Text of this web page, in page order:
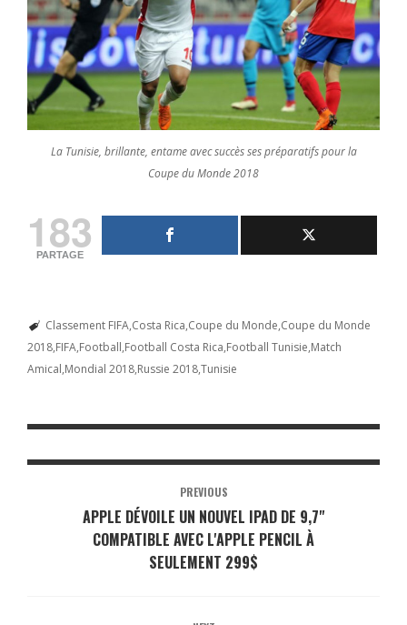
La Tunisie, brillante, entame avec succès ses préparatifs pour la
Coupe du Monde 2018
183
PARTAGE
Classement FIFA Costa Rica Coupe du Monde Coupe du Monde
2018 FIFA Football Football Costa Rica Football Tunisie Match
Amical Mondial 2018 Russie 2018Tunisie
PREVIOUS
APPLE DÉVOILE UN NOUVEL IPAD DE 9,7"
COMPATIBLE AVEC L'APPLE PENCIL À
SEULEMENT 299$